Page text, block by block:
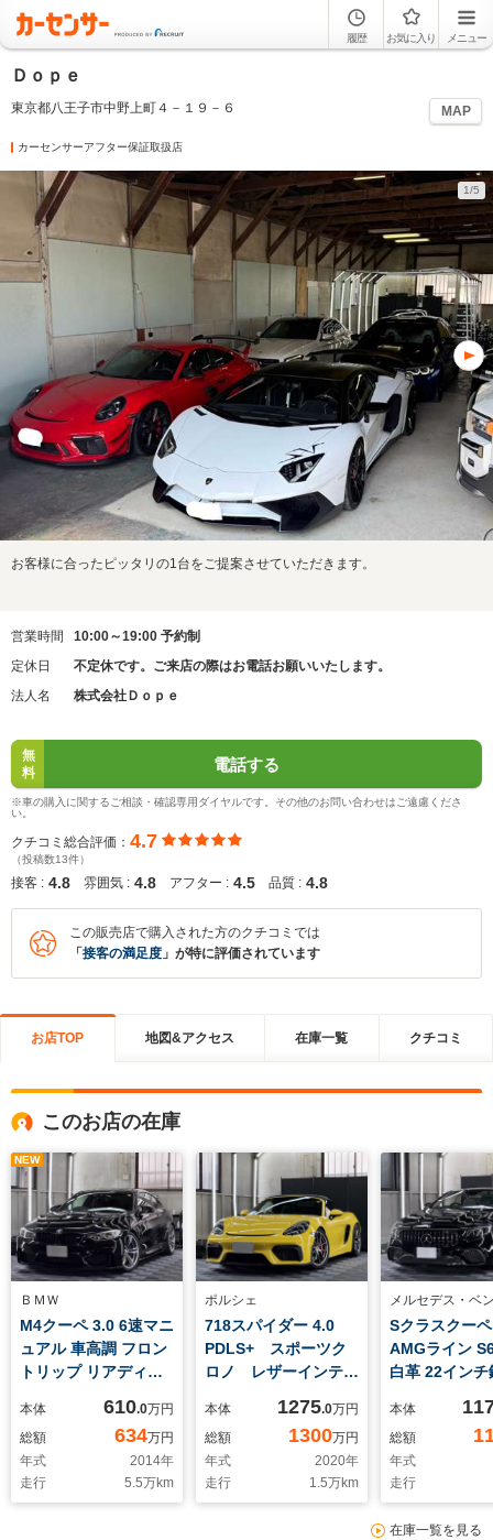
履歴 お気に入り メニュー
Ｄｏｐｅ
東京都八王子市中野上町４－１９－６ MAP
カーセンサーアフター保証取扱店
1/5
お客様に合ったピッタリの1台をご提案させていただきます。
営業時間
10:00～19:00 予約制
定休日
不定休です。ご来店の際はお電話お願いいたします。
法人名
株式会社Ｄｏｐｅ
無
料
電話する
※車の購入に関するご相談・確認専用ダイヤルです。その他のお問い合わせはご遠慮くださ
い。
クチコミ総合評価： 4.7
（投稿数13件）
接客 : 4.8 雰囲気 : 4.8 アフター : 4.5 品質 : 4.8
この販売店で購入された方のクチコミでは
「 接客の満足度 」が特に評価されています
お店TOP 地図&アクセス 在庫一覧 クチコミ
このお店の在庫
NEW
ＢＭＷ
M4クーペ 3.0 6速マニ
ュアル 車高調 フロン
トリップ リアディフ
レーダー探知機 黒革
シート シートヒータ
ー カーボンルーフ
本体 610.0万円
総額
634万円
年式
2014年
走行
5.5万km
ポルシェ
718スパイダー 4.0
PDLS+ スポーツク
ロノ レザーインテリ
プ ASRバルブコン
トローラー
本体 1275.0万円
総額
1300万円
年式
2020年
走行
1.5万km
メルセデス・ベ
Sクラスクー
AMGライン
白革 22インチ
アリング
ートヒーター
レーション 低
パッド
本体
総額
年式
走行
在庫一覧を見る